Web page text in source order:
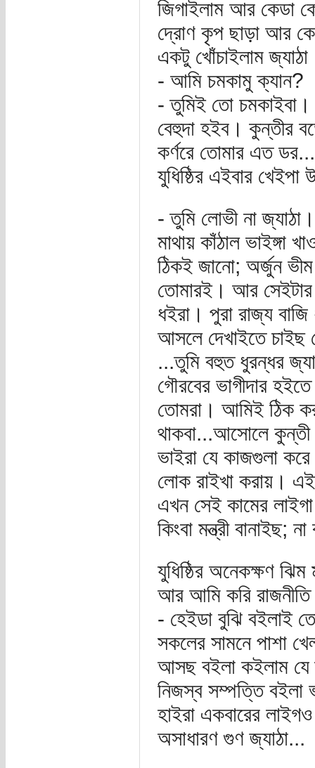
জিগাইলাম আর কেডা
দ্রোণ কৃপ ছাড়া আর
একটু খোঁচাইলাম
- আমি চমকামু ক্যান?
- তুমিই তো চমকাইবা।
বেহুদা হইব। কুন্তীর
কর্ণরে তোমার এত ডর...
যুধিষ্ঠির এইবার
- তুমি লোভী না
মাথায় কাঁঠাল ভাইঙ্গা
ঠিকই জানো; অর্জুন
তোমারই। আর সেইটার
ধইরা। পুরা রাজ্য
আসলে দেখাইতে চাইছ
...তুমি বহুত ধুরন্ধর
গৌরবের ভাগীদার
তোমরা। আমিই ঠিক
থাকবা...আসোলে কুন্তী
ভাইরা যে কাজগুলা করে
লোক রাইখা করায়। এই
এখন সেই কামের
কিংবা মন্ত্রী বানাইছ;
যুধিষ্ঠির অনেকক্ষণ
আর আমি করি
- হেইডা বুঝি বইলাই
সকলের সামনে পাশা
আসছ বইলা কইলাম যে
নিজস্ব সম্পত্তি বইলা
হাইরা একবারের
অসাধারণ গুণ জ্যাঠা...